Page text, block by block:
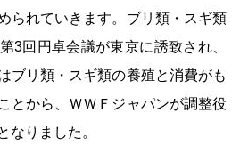
られていきます。ブリ類・スギ類
3回円卓会議が東京に誘致され、
ブリ類・スギ類の養殖と消費がも
とから、ＷＷＦジャパンが調整役
なりました。